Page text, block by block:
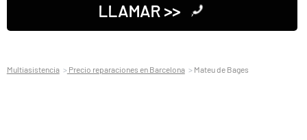
LLAMAR >>
Multiasistencia Precio reparaciones en Barcelona Mateu de Bages